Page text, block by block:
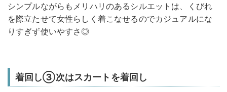
シンプルながらもメリハリのあるシルエットは、くびれ
を際立たせて女性らしく着こなせるのでカジュアルにな
りすぎず使いやすさ◎
着回し③次はスカートを着回し